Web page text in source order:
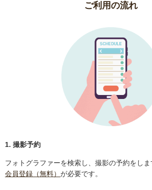
ご利用の流れ
1. 撮影予約
フォトグラファーを検索し、撮影の予約をし
会員登録（無料） が必要です。